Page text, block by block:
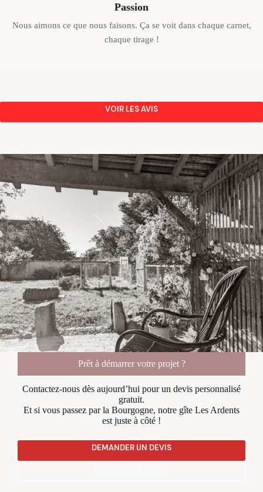
Passion
Nous aimons ce que nous faisons. Ça se voit dans chaque carnet,
chaque tirage !
VOIR LES AVIS
Prêt à démarrer votre projet ?
Contactez-nous dès aujourd’hui pour un devis personnalisé
gratuit.
Et si vous passez par la Bourgogne, notre gîte Les Ardents
est juste à côté !
DEMANDER UN DEVIS